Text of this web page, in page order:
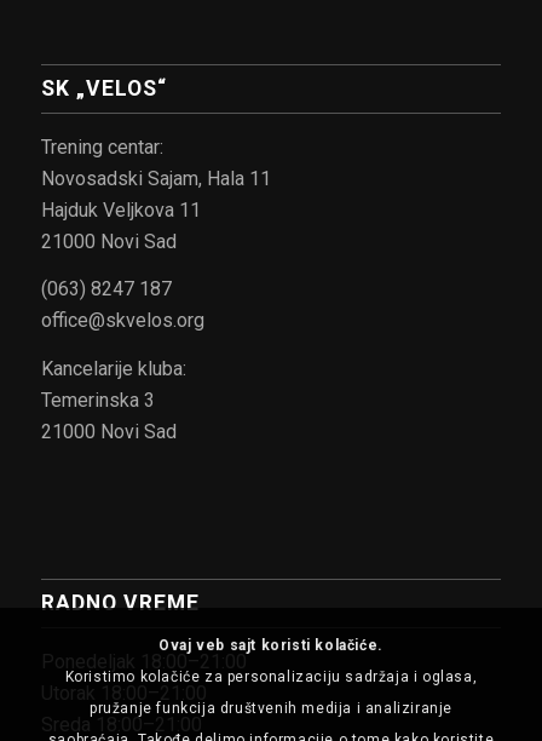
SK „VELOS“
Trening centar:
Novosadski Sajam, Hala 11
Hajduk Veljkova 11
21000 Novi Sad
(063) 8247 187
office@skvelos.org
Kancelarije kluba:
Temerinska 3
21000 Novi Sad
RADNO VREME
Ovaj veb sajt koristi kolačiće.
Koristimo kolačiće za personalizaciju sadržaja i oglasa,
pružanje funkcija društvenih medija i analiziranje